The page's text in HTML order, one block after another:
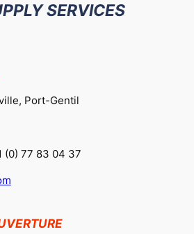
SERVICES
Port-Gentil
(0) 77 83 04 37